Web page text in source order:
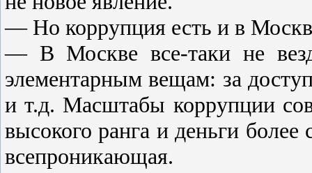
— Но коррупция есть и в
— В Москве все-таки не
элементарным вещам: за
и т.д. Масштабы коррупции
высокого ранга и деньги
всепроникающая.